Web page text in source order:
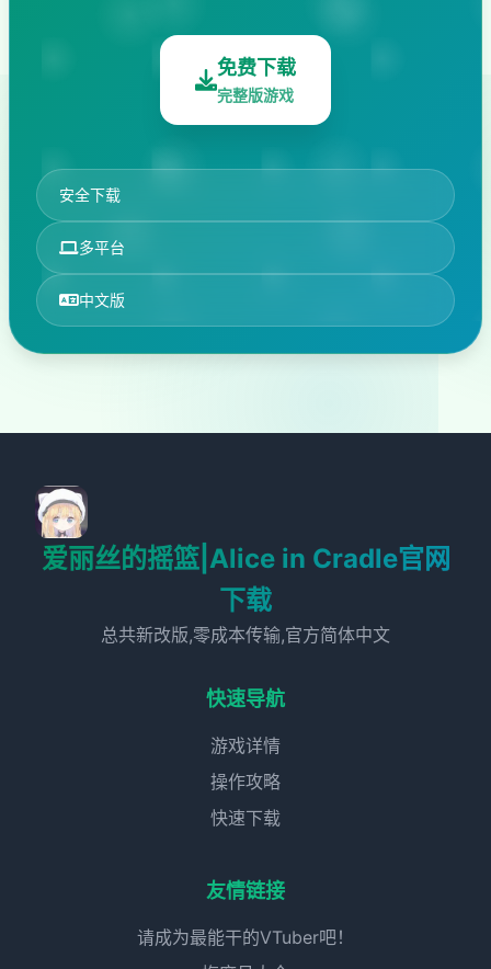
免费下载
完整版游戏
安全下载
多平台
中文版
爱丽丝的摇篮|Alice in Cradle官网
下载
总共新改版,零成本传输,官方简体中文
快速导航
游戏详情
操作攻略
快速下载
友情链接
请成为最能干的VTuber吧！